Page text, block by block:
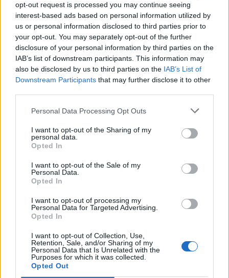
opt-out request is processed you may continue seeing
interest-based ads based on personal information utilized by
us or personal information disclosed to third parties prior to
your opt-out. You may separately opt-out of the further
disclosure of your personal information by third parties on the
IAB’s list of downstream participants. This information may
also be disclosed by us to third parties on the IAB’s List of
Downstream Participants that may further disclose it to other
Personal Data Processing Opt Outs
I want to opt-out of the Sharing of my
personal data.
Opted In
I want to opt-out of the Sale of my
Personal Data.
Opted In
I want to opt-out of processing my
Personal Data for Targeted Advertising.
Opted In
I want to opt-out of Collection, Use,
Retention, Sale, and/or Sharing of my
Personal Data that Is Unrelated with the
Purposes for which it was collected.
Opted Out